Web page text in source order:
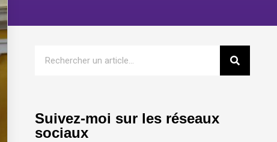
Suivez-moi sur les réseaux
sociaux